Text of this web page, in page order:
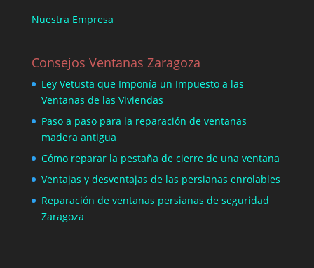
Nuestra Empresa
Consejos Ventanas Zaragoza
Ley Vetusta que Imponía un Impuesto a las
Ventanas de las Viviendas
Paso a paso para la reparación de ventanas
madera antigua
Cómo reparar la pestaña de cierre de una ventana
Ventajas y desventajas de las persianas enrolables
Reparación de ventanas persianas de seguridad
Zaragoza